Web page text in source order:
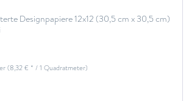
Designpapiere 12x12 (30,5 cm x 30,5 cm)
(8,32 € * / 1 Quadratmeter)